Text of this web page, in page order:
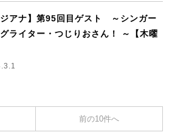
ジアナ】第95回目ゲスト ～シンガー
ライター・つじりおさん！ ～【木曜
前の10件へ